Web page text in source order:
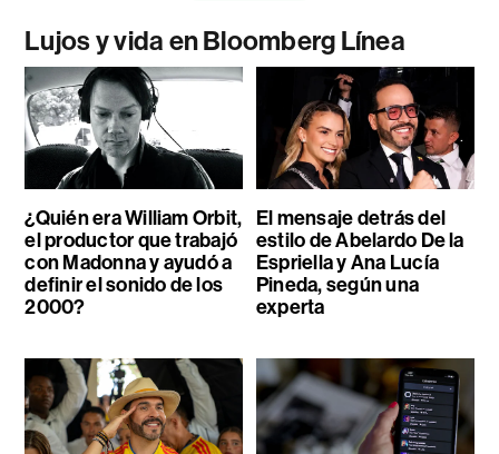
Lujos y vida en Bloomberg Línea
¿Quién era William Orbit,
el productor que trabajó
con Madonna y ayudó a
definir el sonido de los
2000?
El mensaje detrás del
estilo de Abelardo De la
Espriella y Ana Lucía
Pineda, según una
experta